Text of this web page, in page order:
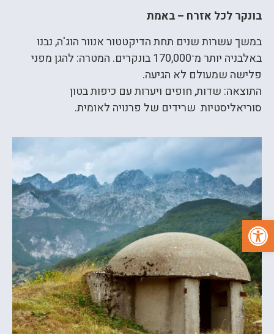
בונקר לכל אזרח – באמת
במשך עשרות שנים תחת הדיקטטור אנוור הוג'ה, נבנו
באלבניה יותר מ־170,000 בונקרים. המטרה: להגן מפני
פלישה שמעולם לא הגיעה.
התוצאה: שדות, חופים ויערות עם כיפות בטון
סוריאליסטיות שרידים של פרנויה לאומית.
פתח סרגל נגישות